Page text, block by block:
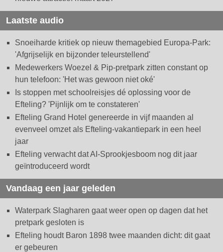
Laatste audio
Snoeiharde kritiek op nieuw themagebied Europa-Park:
'Afgrijselijk en bijzonder teleurstellend'
Medewerkers Woezel & Pip-pretpark zitten constant op
hun telefoon: 'Het was gewoon niet oké'
Is stoppen met schoolreisjes dé oplossing voor de
Efteling? 'Pijnlijk om te constateren'
Efteling Grand Hotel genereerde in vijf maanden al
evenveel omzet als Efteling-vakantiepark in een heel
jaar
Efteling verwacht dat AI-Sprookjesboom nog dit jaar
geïntroduceerd wordt
Vandaag een jaar geleden
Waterpark Slagharen gaat weer open op dagen dat het
pretpark gesloten is
Efteling houdt Baron 1898 twee maanden dicht: dit gaat
er gebeuren